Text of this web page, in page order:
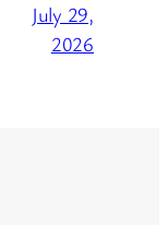
July 29,
2026